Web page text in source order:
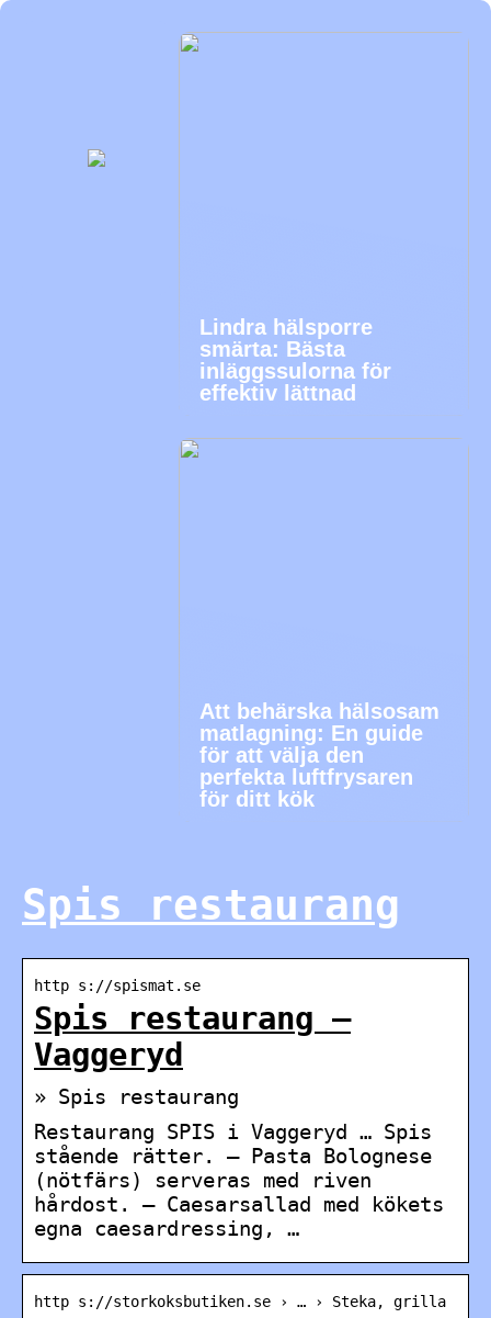
Lindra hälsporre
smärta: Bästa
inläggssulorna för
effektiv lättnad
Att behärska hälsosam
matlagning: En guide
för att välja den
perfekta luftfrysaren
för ditt kök
Spis restaurang
http s://spismat.se
Spis restaurang –
Vaggeryd
» Spis restaurang
Restaurang SPIS i Vaggeryd … Spis
stående rätter. – Pasta Bolognese
(nötfärs) serveras med riven
hårdost. – Caesarsallad med kökets
egna caesardressing, …
http s://storkoksbutiken.se › … › Steka, grilla